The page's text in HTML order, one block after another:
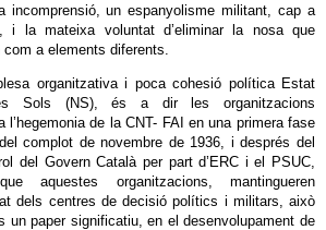
incomprensió, un espanyolisme militant, cap a
i la mateixa voluntat d’eliminar la nosa que
a elements diferents.
organitzativa i poca cohesió política Estat
Sols (NS), és a dir les organitzacions
l’hegemonia de la CNT- FAI en una primera fase
complot de novembre de 1936, i després del
del Govern Català per part d’ERC i el PSUC,
aquestes organitzacions, mantingueren
dels centres de decisió polítics i militars, això
un paper significatiu, en el desenvolupament de